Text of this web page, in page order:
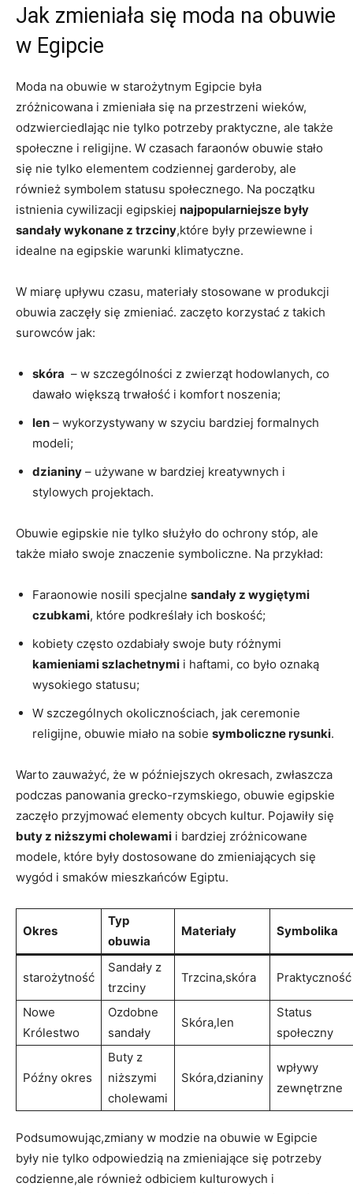
Jak zmieniała się moda na obuwie
w Egipcie
Moda na obuwie w starożytnym Egipcie była
zróżnicowana i zmieniała się na ⁣przestrzeni wieków, ​
odzwierciedlając nie tylko potrzeby praktyczne, ‌ale ‍także
społeczne i religijne. W czasach faraonów obuwie stało​
się nie ⁢tylko elementem codziennej garderoby, ale
również symbolem statusu ‍społecznego. Na początku ​
istnienia cywilizacji egipskiej najpopularniejsze były
sandały‌ wykonane z trzciny,które były ⁤przewiewne i
idealne na egipskie warunki klimatyczne.
W miarę upływu czasu, materiały stosowane w ‍produkcji
obuwia‍ zaczęły​ się ​zmieniać. zaczęto korzystać z takich
surowców jak:
skóra ⁢ – w szczególności z zwierząt ⁤hodowlanych, co
dawało większą trwałość i komfort noszenia;
len – wykorzystywany w ‍szyciu bardziej ⁤formalnych
modeli;
dzianiny – używane w⁢ bardziej kreatywnych i
stylowych projektach.
Obuwie egipskie nie tylko służyło do ochrony stóp, ale
także miało ⁤swoje znaczenie symboliczne. Na przykład:
Faraonowie nosili specjalne sandały z wygiętymi
czubkami, które podkreślały ich ⁢boskość;
kobiety często ⁣ozdabiały swoje ‌buty różnymi ‌
kamieniami‌ szlachetnymi ⁢i haftami,⁤ co ‌było oznaką
wysokiego statusu;
W szczególnych okolicznościach, ⁤jak ceremonie
religijne, obuwie miało na sobie symboliczne rysunki.
Warto zauważyć, że w⁣ późniejszych‌ okresach, zwłaszcza
⁣podczas panowania grecko-rzymskiego, obuwie⁤ egipskie
zaczęło przyjmować elementy obcych kultur. Pojawiły ⁣się
buty z niższymi cholewami i bardziej zróżnicowane
modele, które były dostosowane do zmieniających się​
wygód⁤ i smaków mieszkańców Egiptu.
Okres
Typ
obuwia
Materiały Symbolika
starożytność
Sandały z
trzciny
Trzcina,skóra Praktyczność
Nowe
Królestwo
Ozdobne
‌sandały
Skóra,len
Status
społeczny
Późny okres
Buty z
niższymi
cholewami
Skóra,dzianiny
wpływy
zewnętrzne
Podsumowując,zmiany w modzie na obuwie w Egipcie
były nie tylko odpowiedzią na zmieniające się potrzeby
codzienne,ale również odbiciem kulturowych i⁣